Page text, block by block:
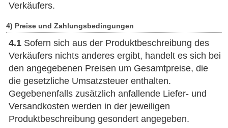
Verkäufers.
4) Preise und Zahlungsbedingungen
4.1 Sofern sich aus der Produktbeschreibung des
Verkäufers nichts anderes ergibt, handelt es sich bei
den angegebenen Preisen um Gesamtpreise, die
die gesetzliche Umsatzsteuer enthalten.
Gegebenenfalls zusätzlich anfallende Liefer- und
Versandkosten werden in der jeweiligen
Produktbeschreibung gesondert angegeben.